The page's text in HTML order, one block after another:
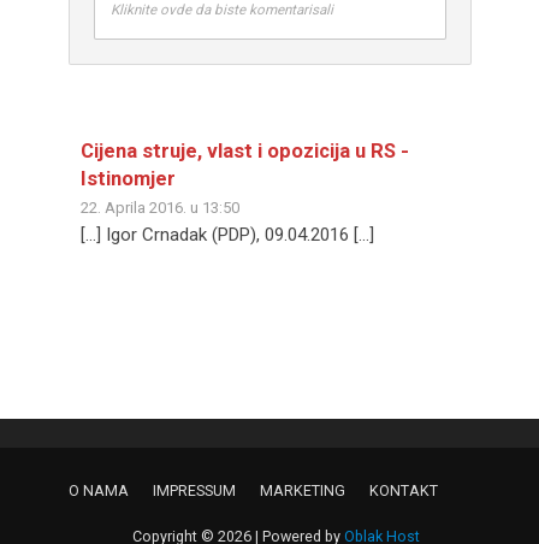
Kliknite ovde da biste komentarisali
Cijena struje, vlast i opozicija u RS -
Istinomjer
22. Aprila 2016. u 13:50
[…] Igor Crnadak (PDP), 09.04.2016 […]
O NAMA IMPRESSUM MARKETING KONTAKT
Copyright © 2026 | Powered by Oblak Host